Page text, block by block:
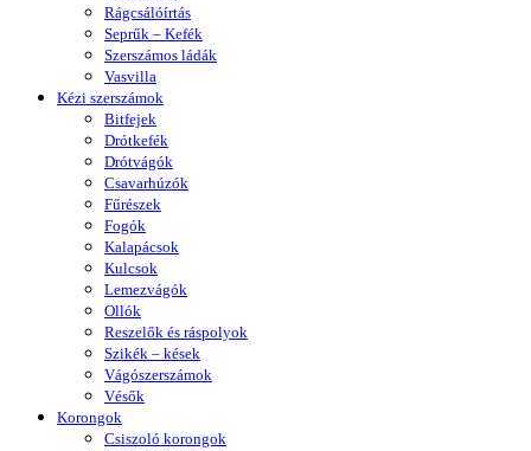
Rágcsálóírtás
Seprűk – Kefék
Szerszámos ládák
Vasvilla
Kézi szerszámok
Bitfejek
Drótkefék
Drótvágók
Csavarhúzók
Fűrészek
Fogók
Kalapácsok
Kulcsok
Lemezvágók
Ollók
Reszelők és ráspolyok
Szikék – kések
Vágószerszámok
Vésők
Korongok
Csiszoló korongok